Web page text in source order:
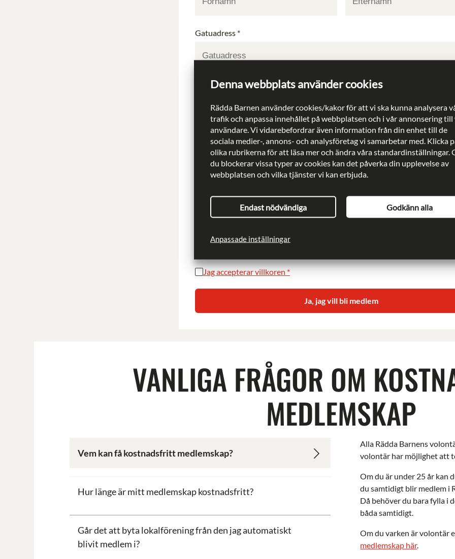
Denna webbplats använder cookies
Rädda Barnen använder cookies/kakor för att vi ska kunna analysera
trafik och anpassa innehållet på webbplatsen och i vår annonsering till
användare. Vi vidarebefordrar även information från din enhet till de
sociala medier-, annons- och analysföretag vi samarbetar med. Klicka
olika rubrikerna för att läsa mer och ändra våra standardinställningar.
du blockerar vissa typer av cookies kan det påverka din upplevelse av
webbplatsen och vilka tjänster vi kan erbjuda.
Anpassade inställningar
Endast nödvändiga Godkänn alla
Gatuadress *
Postnummer* Ort*
E-postadress*
Landskod * Telefonnummer*
Jag accepterar villkoren *
Ja, jag vill bli medlem
VANLIGA FRÅGOR OM
MEDLEMSKAP
Vem kan få kostnadsfritt medlemskap?
Hur länge är mitt medlemskap kostnadsfritt?
Går det att byta lokalförening från den jag automatiskt
blivit medlem i?
Alla Rädda Barnens
volontär har möjlighet att
Om du är under 25 år kan
du samtidigt blir medlem i
Då behöver du bara fylla i
båda samtidigt.
Om du varken är volontär
medlemskap här.